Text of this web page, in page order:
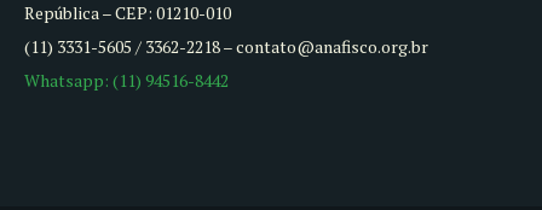
República – CEP: 01210-010
(11) 3331-5605 / 3362-2218 – contato@anafisco.org.br
Whatsapp: (11) 94516-8442